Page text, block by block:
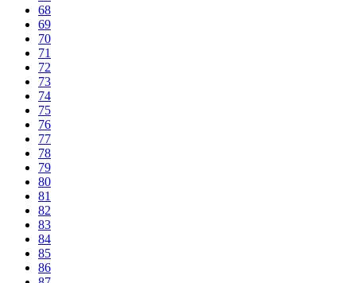
68
69
70
71
72
73
74
75
76
77
78
79
80
81
82
83
84
85
86